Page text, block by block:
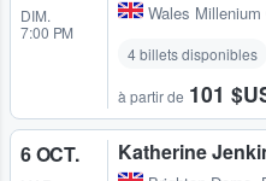
DIM.
7:00 PM
Wales Millenium
4 billets disponibles
à partir de 101
6 OCT. Katherine